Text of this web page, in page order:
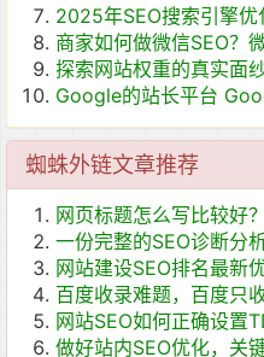
2025年SEO搜索引擎
商家如何做微信SEO？
探索网站权重的真实面
Google的站长平台
蜘蛛外链文章推荐
网页标题怎么写比较好？
一份完整的SEO诊断分
网站建设SEO排名最新
百度收录难题，百度只
网站SEO如何正确设置
做好站内SEO优化，关